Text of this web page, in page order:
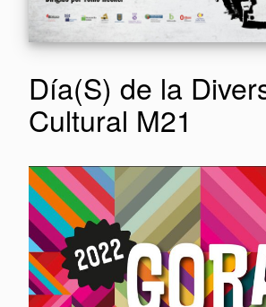
Día(S) de la
Cultural M21